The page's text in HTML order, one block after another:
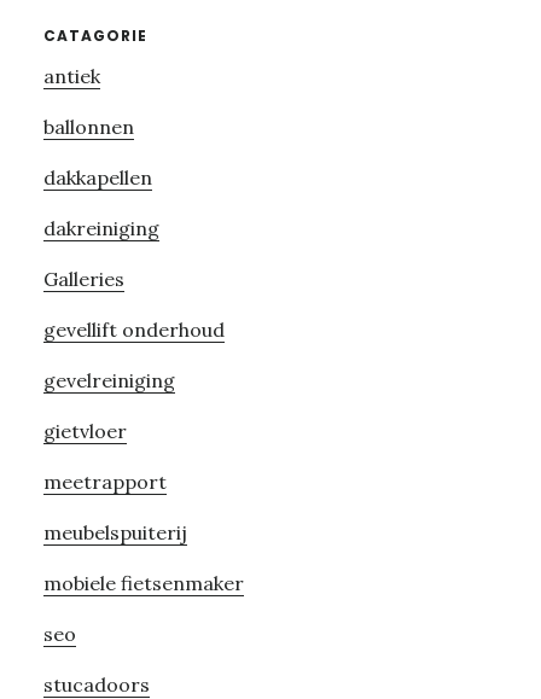
Primary
Sidebar
CATAGORIE
antiek
ballonnen
dakkapellen
dakreiniging
Galleries
gevellift onderhoud
gevelreiniging
gietvloer
meetrapport
meubelspuiterij
mobiele fietsenmaker
seo
stucadoors